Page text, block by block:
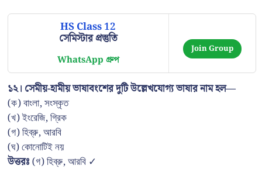
HS Class 12
সেমিস্টার প্রস্তুতি
WhatsApp গ্রুপ
Join Group
১২। সেমীয়-হামীয় ভাষাবংশের দুটি উল্লেখযোগ্য ভাষার নাম হল—
(ক) বাংলা, সংস্কৃত
(খ) ইংরেজি, গ্রিক
(গ) হিব্রু, আরবি
(ঘ) কোনোটিই নয়
উত্তরঃ(গ) হিব্রু, আরবি ✓